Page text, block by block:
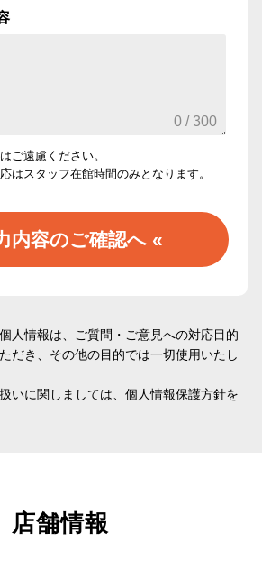
0 / 300
ご遠慮ください。
はスタッフ在館時間のみとなります。
人情報は、ご質問・ご意見への対応目的
だき、その他の目的では一切使用いたし
いに関しましては、 個人情報保護方針を
店舗情報